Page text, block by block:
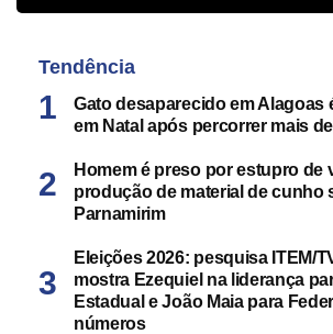
Tendência
Gato desaparecido em Alagoas
em Natal após percorrer mais
Homem é preso por estupro de
produção de material de cunho
Parnamirim
Eleições 2026: pesquisa ITEM/
mostra Ezequiel na liderança
Estadual e João Maia para
números